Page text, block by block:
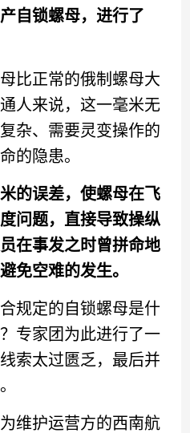
自锁螺母，进行了
正常的俄制螺母大
人来说，这一毫米无
杂、需要灵变操作的
的隐患。
的误差，使螺母在飞
问题，直接导致操纵
在事发之时曾拼命地
免空难的发生。
定的自锁螺母是什
专家团为此进行了一
索太过匮乏，最后并
护运营方的西南航